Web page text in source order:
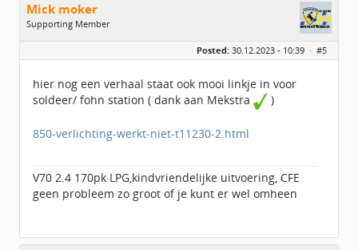
Mick moker
Supporting Member
Geslacht:
Leeftijd:
57
Geregistreerd:06 / 2015
Posted: 30.12.2023 - 10:39 · #5
hier nog een verhaal staat ook mooi linkje in voor
soldeer/ fohn station ( dank aan Mekstra
)
850-verlichting-werkt-niet-t11230-2.html
V70 2.4 170pk LPG,kindvriendelijke uitvoering, CFE
geen probleem zo groot of je kunt er wel omheen